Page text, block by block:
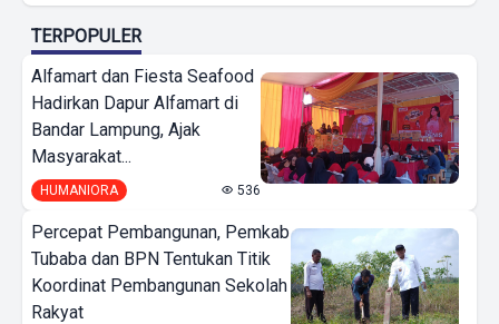
TERPOPULER
Alfamart dan Fiesta Seafood
Hadirkan Dapur Alfamart di
Bandar Lampung, Ajak
Masyarakat...
HUMANIORA 536
Percepat Pembangunan, Pemkab
Tubaba dan BPN Tentukan Titik
Koordinat Pembangunan Sekolah
Rakyat